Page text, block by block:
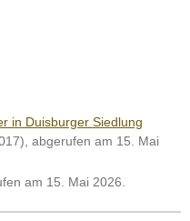
in Duisburger Siedlung
abgerufen am 15. Mai
am 15. Mai 2026.